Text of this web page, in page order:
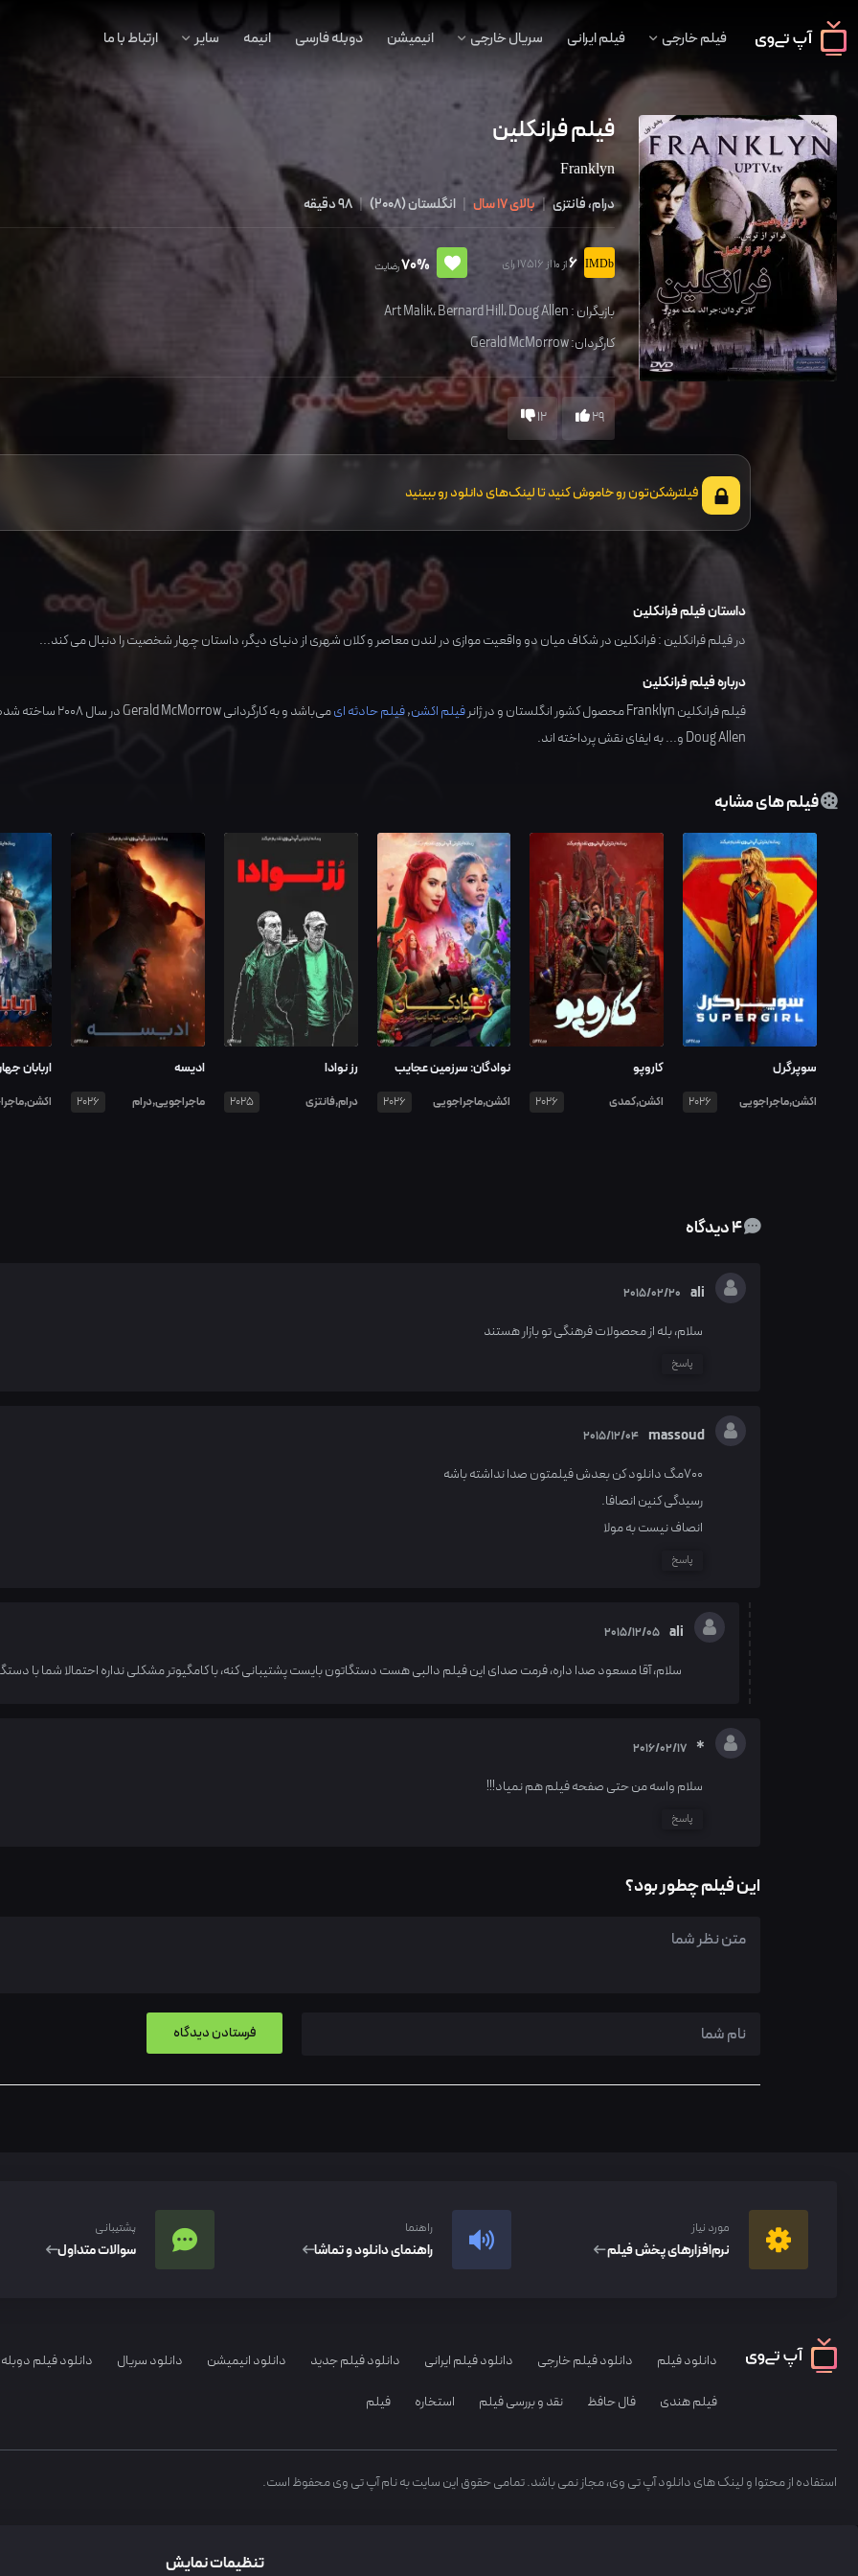
فیلم خارجی فیلم ایرانی سریال خارجی انیمیشن دوبله فارسی انیمه سایر ارتباط با ما
فیلم فرانکلین
Franklyn
درام، فانتزی | بالای 17 سال | انگلستان(
2008
)
| 98 دقیقه
6از 10 از 17516 رای 70%رضایت
بازیگران : Art Malik،Bernard Hill،Doug Allen
کارگردان:Gerald McMorrow
29
12
فیلترشکن‌تون رو خاموش کنید تا لینک‌های دانلود رو ببینید
داستان فیلم فرانکلین
در فیلم فرانکلین : فرانکلین در شکاف میان دو واقعیت موازی در لندن معاصر و کلان شهری از دنیای دیگر، داستان چهار شخصیت را دنبال می کند...
درباره فیلم فرانکلین
فیلم فرانکلین Franklyn محصول کشور انگلستانو در ژانرفیلم اکشن,فیلم حادثه ایمی‌باشد و به کارگردانیGerald McMorrowدر سال2008ساخته شده
Doug Allenو... به ایفای نقش پرداخته اند.
فیلم های مشابه
سوپرگرل
اکشن,ماجراجویی 2026
کاروپو
اکشن,کمدی 2026
نوادگان: سرزمین عجایب
شرور
اکشن,ماجراجویی 2026
رز نوادا
درام,فانتزی 2025
ادیسه
ماجراجویی,درام 2026
اربابان
4 دیدگاه
ali
2015/02/20
سلام، بله از محصولات فرهنگی تو بازار هستند
پاسخ
massoud
2015/12/04
700مگ دانلود کن بعدش فیلمتون صدا نداشته باشه
رسیدگی کنین انصافا.
انصاف نیست به مولا
پاسخ
ali
2015/12/05
سلام، آقا مسعود صدا داره، فرمت صدای این فیلم دالبی هست دستگاتون بایست پشتیبانی کنه، با کامگیوتر مشکلی نداره احتمالا شما با
*
2016/02/17
سلام واسه من حتی صفحه فیلم هم نمیاد!!!
پاسخ
این فیلم چطور بود؟
مورد نیاز
نرم‌افزار‌های پخش فیلم
راهنما
راهنمای دانلود و تماشا
پشتیبانی
سوالات متداول
دانلود فیلم دانلود فیلم خارجی دانلود فیلم ایرانی دانلود فیلم جدید دانلود انیمیشن دانلود سریال دانلود فیلم
فیلم هندی فال حافظ نقد و بررسی فیلم استخاره فیلم
استفاده از محتوا و لینک های دانلود آپ تی وی، مجاز نمی باشد. تمامی حقوق این سایت به نام آپ تی وی محفوظ است.
تنظیمات نمایش